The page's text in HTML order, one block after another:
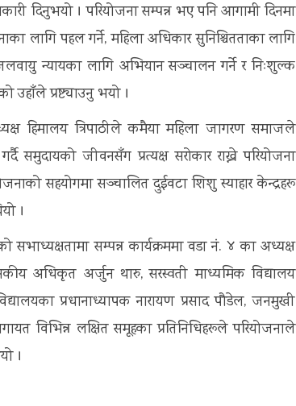
दिनुभयो । परियोजना सम्पन्न भए पनि आगामी दिनमा
लागि पहल गर्ने, महिला अधिकार सुनिश्चितताका लागि
न्यायका लागि अभियान सञ्चालन गर्ने र निःशुल्क
उहाँले प्रष्ट्याउनु भयो ।
हिमालय त्रिपाठीले कमैया महिला जागरण समाजले
समुदायको जीवनसँग प्रत्यक्ष सरोकार राख्ने परियोजना
सहयोगमा सञ्चालित दुईवटा शिशु स्याहार केन्द्रहरू
।
सभाध्यक्षतामा सम्पन्न कार्यक्रममा वडा नं. ४ का अध्यक्ष
अधिकृत अर्जुन थारु, सरस्वती माध्यमिक विद्यालय
प्रधानाध्यापक नारायण प्रसाद पौडेल, जनमुखी
विभिन्न लक्षित समूहका प्रतिनिधिहरूले परियोजनाले
।